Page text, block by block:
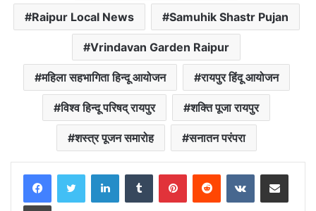
Raipur Local News Samuhik Shastr Pujan
Vrindavan Garden Raipur
महिला सहभागिता हिन्दू आयोजन रायपुर हिंदू आयोजन
विश्व हिन्दू परिषद् रायपुर शक्ति पूजा रायपुर
शस्त्र पूजन समारोह सनातन परंपरा
LinkedInTumblr PinterestReddit VKontakteShare via Email
Print